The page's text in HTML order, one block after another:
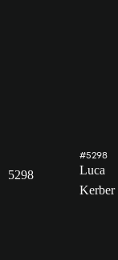
5298
#5298
Luca
Kerber